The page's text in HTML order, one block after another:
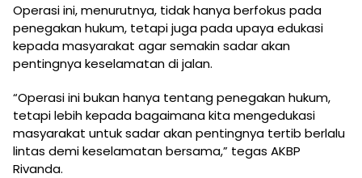
Operasi ini, menurutnya, tidak hanya berfokus pada
penegakan hukum, tetapi juga pada upaya edukasi
kepada masyarakat agar semakin sadar akan
pentingnya keselamatan di jalan.
“Operasi ini bukan hanya tentang penegakan hukum,
tetapi lebih kepada bagaimana kita mengedukasi
masyarakat untuk sadar akan pentingnya tertib berlalu
lintas demi keselamatan bersama,” tegas AKBP
Rivanda.